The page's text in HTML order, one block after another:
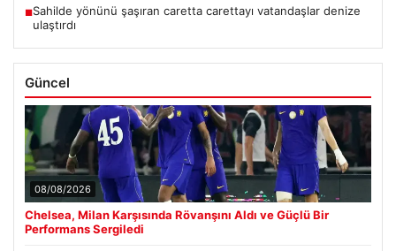
■Sahilde yönünü şaşıran caretta carettayı vatandaşlar denize
ulaştırdı
Güncel
08/08/2026
Chelsea, Milan Karşısında Rövanşını Aldı ve Güçlü Bir
Performans Sergiledi